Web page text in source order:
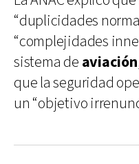
“duplicidades
“complejidades
sistema de aviación
que la seguridad
un “objetivo